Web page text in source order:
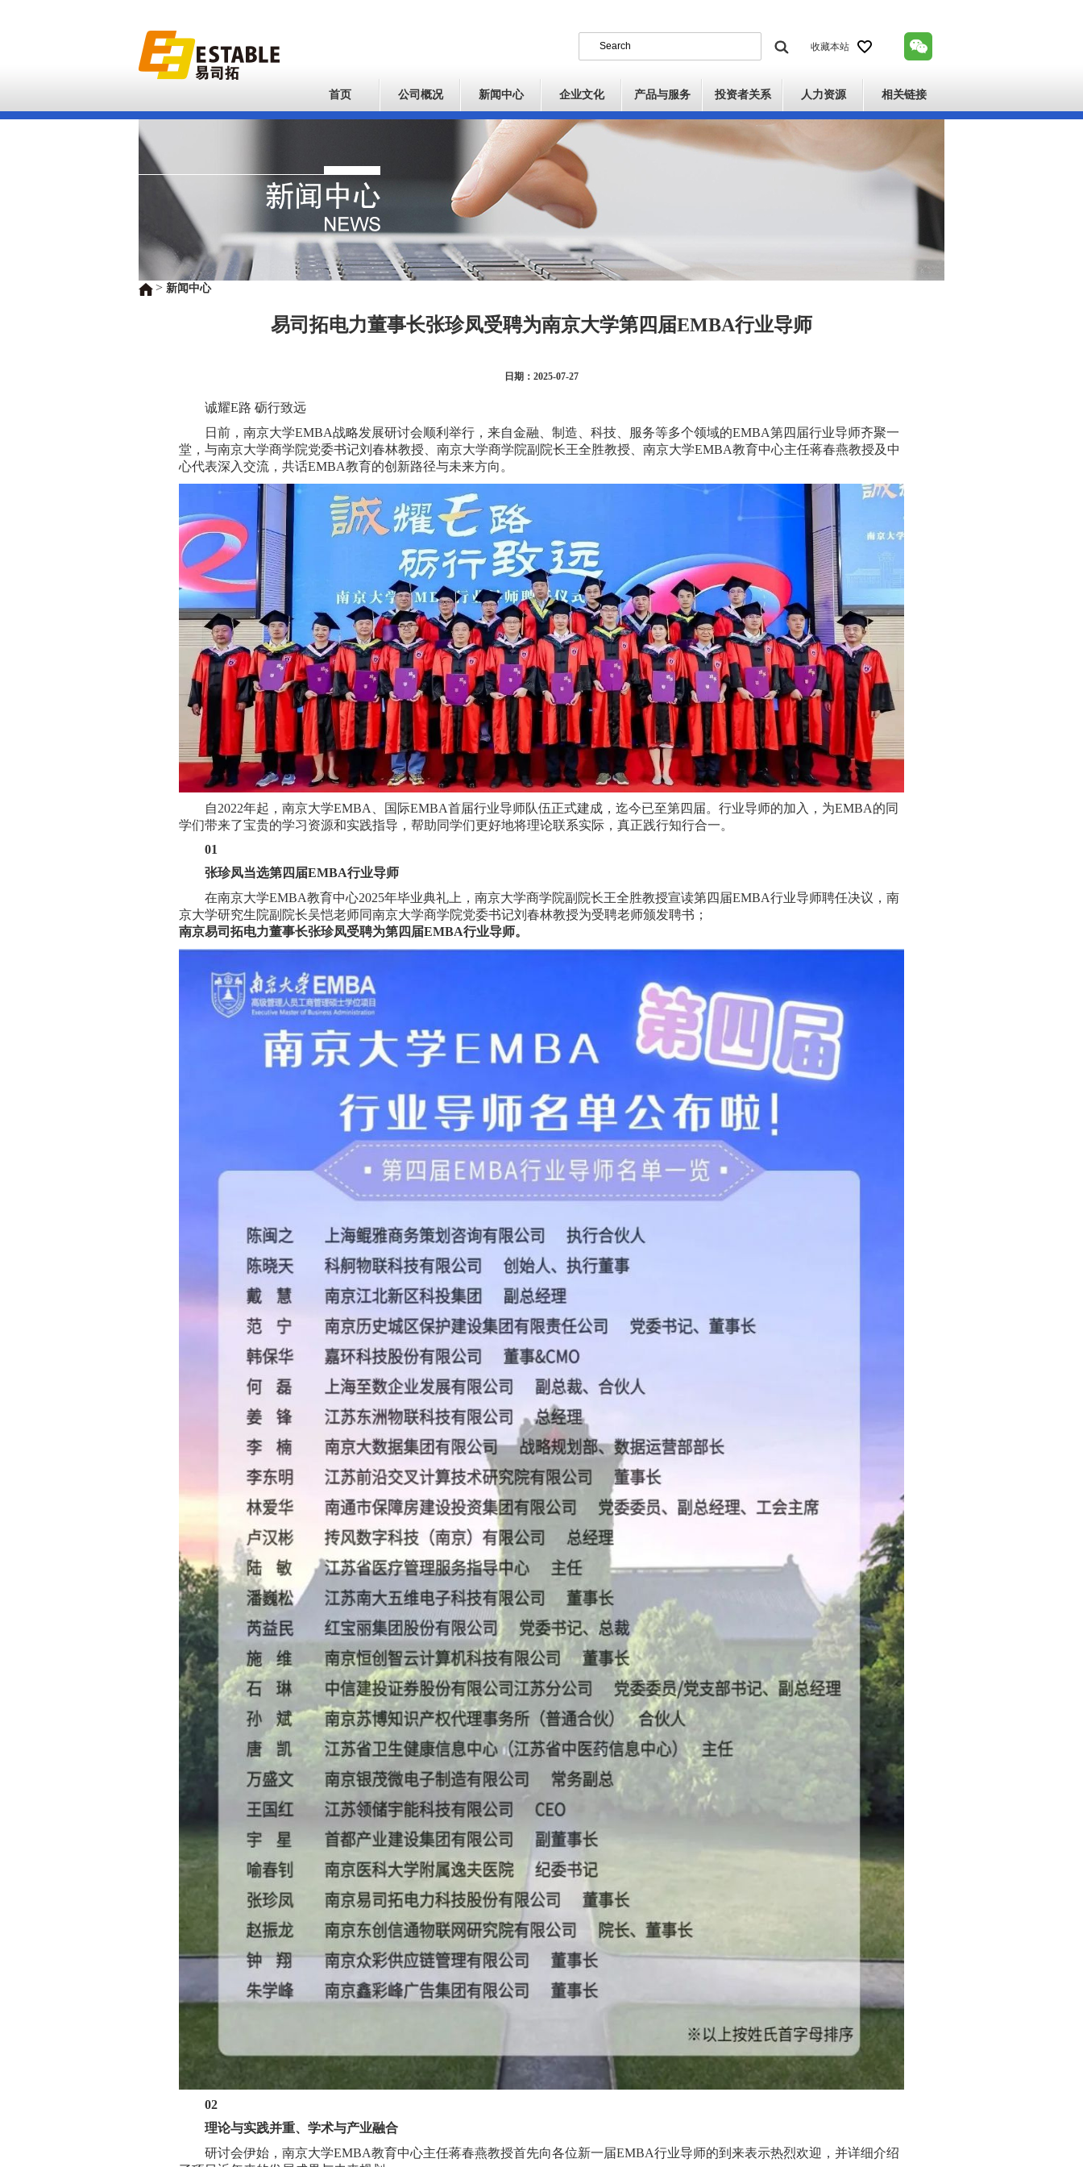
收藏本站
首页 公司概况 新闻中心 企业文化 产品与服务 投资者关系 人力资源 相关链接
> 新闻中心
易司拓电力董事长张珍凤受聘为南京大学第四届EMBA行业导师
日期：2025-07-27
诚耀E路 砺行致远
日前，南京大学EMBA战略发展研讨会顺利举行，来自金融、制造、科技、服务等多个领域的EMBA第四届行业导师齐聚一
堂，与南京大学商学院党委书记刘春林教授、南京大学商学院副院长王全胜教授、南京大学EMBA教育中心主任蒋春燕教授及中
心代表深入交流，共话EMBA教育的创新路径与未来方向。
自2022年起，南京大学EMBA、国际EMBA首届行业导师队伍正式建成，迄今已至第四届。行业导师的加入，为EMBA的同
学们带来了宝贵的学习资源和实践指导，帮助同学们更好地将理论联系实际，真正践行知行合一。
01
张珍凤当选第四届EMBA行业导师
在南京大学EMBA教育中心2025年毕业典礼上，南京大学商学院副院长王全胜教授宣读第四届EMBA行业导师聘任决议，南
京大学研究生院副院长吴恺老师同南京大学商学院党委书记刘春林教授为受聘老师颁发聘书；
南京易司拓电力董事长张珍凤受聘为第四届EMBA行业导师。
02
理论与实践并重、学术与产业融合
研讨会伊始，南京大学EMBA教育中心主任蒋春燕教授首先向各位新一届EMBA行业导师的到来表示热烈欢迎，并详细介绍